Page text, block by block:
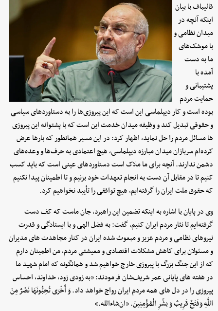
قالیباف با بیان
اینکه آنچه در
میدان نظامی و
با موشک‌های
ما به دست
آمده با
پشتیبانی و
حمایت مردم
بوده است و کار دیپلماسی این است که این پیروزی‌ها را به دستاوردهای سیاسی
و حقوقی تبدیل کند و وظیفه‌ میدان خدمت این است که با پشتوانه‌ این پیروزی
ها مسائل مردم را حل نماید، اظهار کرد: در این مسیر همانطور که بارها عرض
کرده‌ام سربازان میدان مبارزه‌ دیپلماسی، هیچ اعتمادی به حرف‌ها و وعده‌های
دشمن ندارند. آنچه برای ما ملاک است دستاوردهای عینی است که باید کسب
کنیم تا در مقابل آن دست به انجام تعهدات خود بزنیم و تا اطمینان پیدا نکنیم
که حقوق ملت ایران را گرفته‌ایم، هیچ توافقی را تأیید نخواهیم کرد.
وی در پایان با اشاره به اینکه تضمین این راهبرد، جان ماست که کف دست
گرفته‌ایم تا نثار مردم ایران کنیم، گفت: به فضل الهی و با ایستادگی و قدرت
نیروهای نظامی و مردم عزیز و مبعوث شده‌ ایران در کنار مجاهدت های مدیران
و مسئولان برای کاهش مشکلات اقتصادی و معیشتی مردم، من اطمینان دارم
که از این جنگ بزرگ با پیروزی خارج خواهیم شد و همانگونه که امام شهید ما
در هفته های پایانی عمر شریف‌شان فرمودند: «به زودی زود، خداوند، احساس
پیروزی را در دل های همه‌ مردم ایران رواج خواهد داد. وَ أُخْرَی تُحِبُّونَهَا نَصْرٌ مِنَ
اللَّهِ وَفَتْحٌ قَرِیبٌ وَ بَشِّرِ الْمُؤْمِنِینَ. «ان‌شاءالله.»